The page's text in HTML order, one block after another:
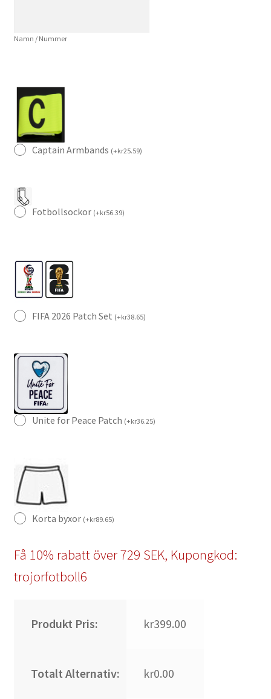
Namn / Nummer
Captain Armbands (+kr25.59)
Fotbollsockor (+kr56.39)
FIFA 2026 Patch Set (+kr38.65)
Unite for Peace Patch (+kr36.25)
Korta byxor (+kr89.65)
Få 10% rabatt över 729 SEK, Kupongkod:
trojorfotboll6
Produkt Pris: kr399.00
Totalt Alternativ: kr0.00